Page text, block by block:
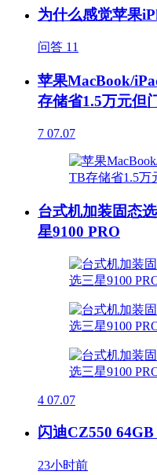
为什么感觉苹果
问答 11
苹果MacBook/
存储省1.5万元但
7 07.07
台式机加装固态
星9100 PRO
4 07.07
闪迪CZ550
23小时前